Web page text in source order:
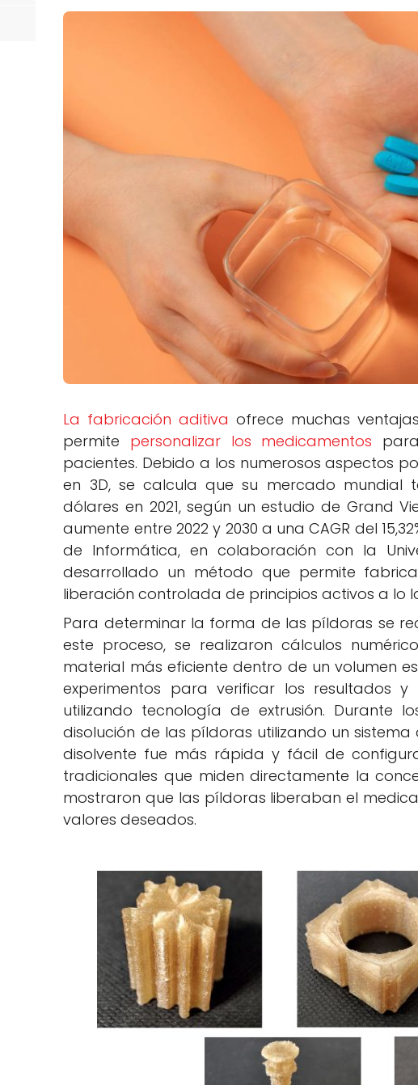
La fabricación aditiva ofrece muchas
permite personalizar los medicamentos
pacientes. Debido a los numerosos aspectos
en 3D, se calcula que su mercado mundial
dólares en 2021, según un estudio de Grand
aumente entre 2022 y 2030 a una CAGR del
de Informática, en colaboración con la
desarrollado un método que permite
liberación controlada de principios activos a lo
Para determinar la forma de las píldoras se
este proceso, se realizaron cálculos
material más eficiente dentro de un volumen
experimentos para verificar los resultados
utilizando tecnología de extrusión. Durante
disolución de las píldoras utilizando un
disolvente fue más rápida y fácil de
tradicionales que miden directamente la
mostraron que las píldoras liberaban el
valores deseados.